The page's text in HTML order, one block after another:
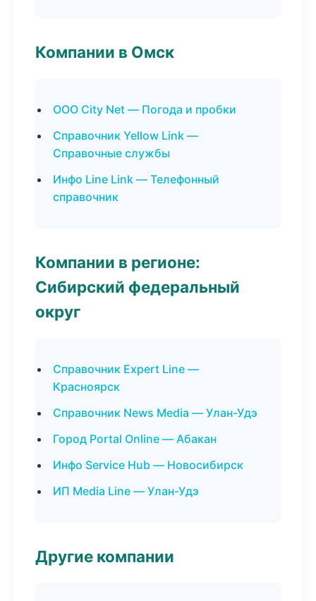
Компании в Омск
ООО City Net — Погода и пробки
Справочник Yellow Link —
Справочные службы
Инфо Line Link — Телефонный
справочник
Компании в регионе:
Сибирский федеральный
округ
Справочник Expert Line —
Красноярск
Справочник News Media — Улан-Удэ
Город Portal Online — Абакан
Инфо Service Hub — Новосибирск
ИП Media Line — Улан-Удэ
Другие компании